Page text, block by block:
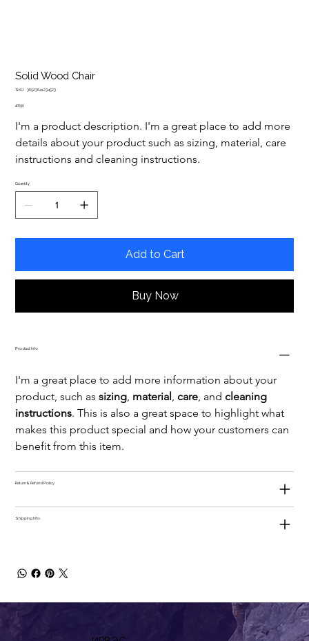
Solid Wood Chair
SKU:
SKU
36523641234523
Price
₫ 690
I'm a product description. I'm a great place to add more
details about your product such as sizing, material, care
instructions and cleaning instructions.
Quantity
Add to Cart
Buy Now
Product Info
I'm a great place to add more information about your
product, such as sizing, material , care, and cleaning
instructions. This is also a great space to highlight what
makes this product special and how your customers can
benefit from this item.
Return & Refund Policy
Shipping Info